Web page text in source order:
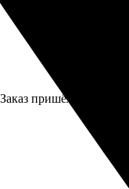
пришёл быстро,